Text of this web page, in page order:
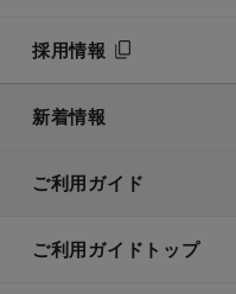
採用情報
新着情報
ご利用ガイド
ご利用ガイドトップ